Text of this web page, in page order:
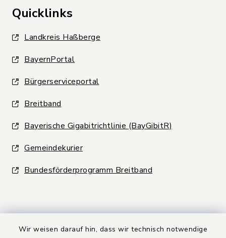
Wir weisen darauf hin, dass wir technisch notwendige
Quicklinks
Landkreis Haßberge
BayernPortal
Bürgerserviceportal
Breitband
Bayerische Gigabitrichtlinie (BayGibitR)
Gemeindekurier
Bundesförderprogramm Breitband